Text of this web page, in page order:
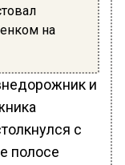
на
и
с
полосе